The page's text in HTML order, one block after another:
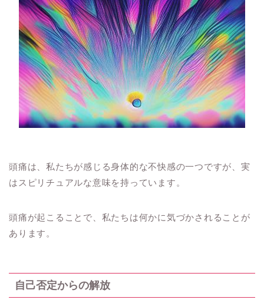
頭痛は、私たちが感じる身体的な不快感の一つですが、実
はスピリチュアルな意味を持っています。
頭痛が起こることで、私たちは何かに気づかされることが
あります。
自己否定からの解放